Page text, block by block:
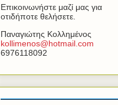
Επικοινωνήστε μαζί μας για
οτιδήποτε θελήσετε.
Παναγιώτης Κολλημένος
kollimenos@hotmail com
6976118092